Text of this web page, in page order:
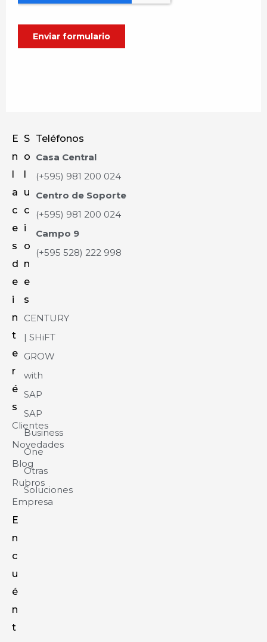
E
n
a
c
e
s
d
e
i
n
t
e
r
é
s
Clientes
Novedades
Blog
Rubros
Empresa
E
n
c
u
é
n
t
S
o
u
c
i
o
n
e
s
CENTURY
| SHiFT
GROW
with
SAP
SAP
Business
One
Otras
Soluciones
Teléfonos
Casa Central
(+595) 981 200 024
Centro de Soporte
(+595) 981 200 024
Campo 9
(+595 528) 222 998